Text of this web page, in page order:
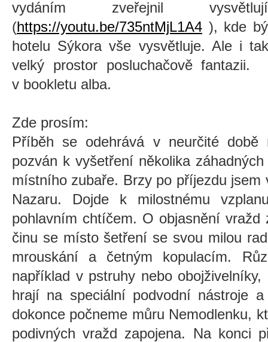
vydáním zveřejnil
(https://youtu.be/735ntMjL1A4 ), kde
hotelu Sýkora vše vysvětluje. Ale i
velký prostor posluchačově
v bookletu alba.
Zde prosím:
Příběh se odehrává v neurčité době
pozván k vyšetření několika
místního zubaře. Brzy po příjezdu
Nazaru. Dojde k milostnému
pohlavním chtíčem. O objasnění
činu se místo šetření se svou milou
mrouskání a četným kopulacím.
například v pstruhy nebo
hrají na speciální podvodní nástroje
dokonce počneme můru Nemodlenku,
podivných vražd zapojena. Na konci